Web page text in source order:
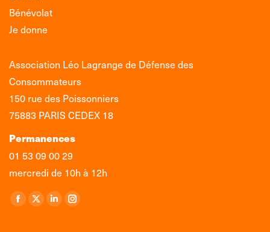
Bénévolat
Je donne
Association Léo Lagrange de Défense des
Consommateurs
150 rue des Poissonniers
75883 PARIS CEDEX 18
Permanences
01 53 09 00 29
mercredi de 10h à 12h
Retrouvez-nous sur :
La
La
La
La